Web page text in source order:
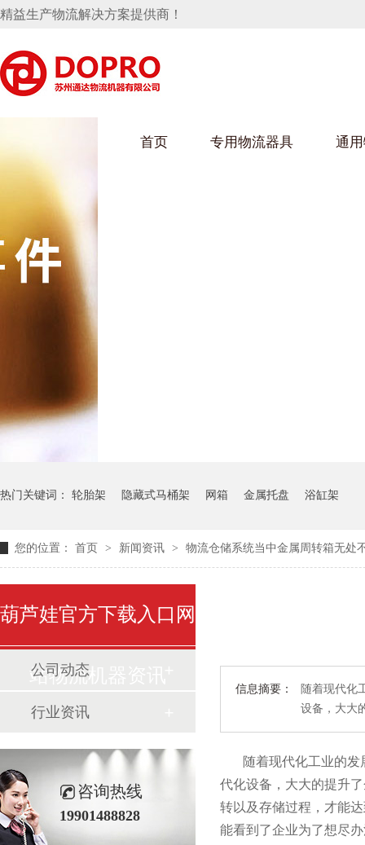
精益生产物流解决方案提供商！
首页 专用物流器具
葫芦娃下载最污架
保险杠料架
消声器料架
通
车
料架
桶水箱支架
行业
热门关键词： 轮胎架 隐藏式马桶架 网箱 金属托盘 浴缸架
您的位置： 首页 > 新闻资讯 > 物流仓储系统当中金属周转箱无处
信息摘要：
随着现代化
设备，大
随着现代化工业的发展
代化设备，大大的提
转以及存储过程，才能
能看到了企业为了想尽办
葫芦娃官方下载入口网
站物流机器资讯
公司动态
行业资讯
咨询热线
19901488828